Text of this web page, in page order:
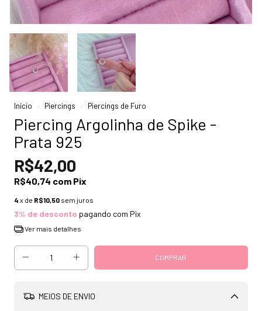
Início Piercings Piercings de Furo
Piercing Argolinha de Spike -
Prata 925
R$42,00
R$40,74 com Pix
4 x de R$10,50 sem juros
3% de desconto pagando com Pix
Ver mais detalhes
MEIOS DE ENVIO